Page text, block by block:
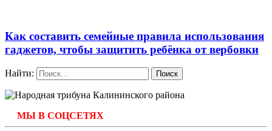
Как составить семейные правила использования
гаджетов, чтобы защитить ребёнка от вербовки
Найти:
МЫ В СОЦСЕТЯХ